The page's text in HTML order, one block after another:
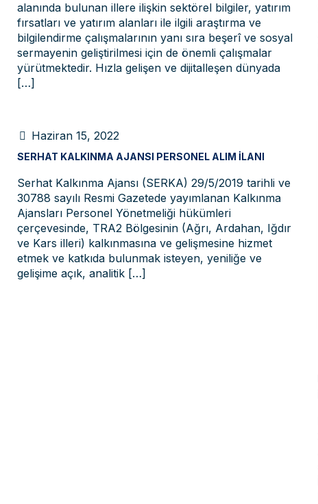
alanında bulunan illere ilişkin sektörel bilgiler, yatırım
fırsatları ve yatırım alanları ile ilgili araştırma ve
bilgilendirme çalışmalarının yanı sıra beşerî ve sosyal
sermayenin geliştirilmesi için de önemli çalışmalar
yürütmektedir. Hızla gelişen ve dijitalleşen dünyada
[…]
Haziran 15, 2022
SERHAT KALKINMA AJANSI PERSONEL ALIM İLANI
Serhat Kalkınma Ajansı (SERKA) 29/5/2019 tarihli ve
30788 sayılı Resmi Gazetede yayımlanan Kalkınma
Ajansları Personel Yönetmeliği hükümleri
çerçevesinde, TRA2 Bölgesinin (Ağrı, Ardahan, Iğdır
ve Kars illeri) kalkınmasına ve gelişmesine hizmet
etmek ve katkıda bulunmak isteyen, yeniliğe ve
gelişime açık, analitik […]